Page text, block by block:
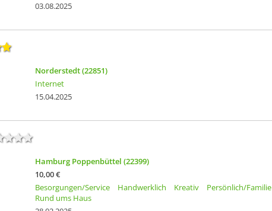
03.08.2025
Norderstedt (22851)
Internet
15.04.2025
Hamburg Poppenbüttel (22399)
10,00 €
Besorgungen/Service Handwerklich Kreativ
Persönlich/Familie
Rund ums Haus